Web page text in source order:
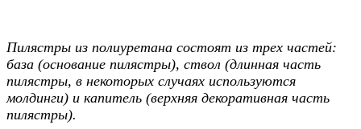
Пилястры из полиуретана состоят из трех частей:
база (основание пилястры), ствол (длинная часть
пилястры, в некоторых случаях используются
молдинги) и капитель (верхняя декоративная часть
пилястры).